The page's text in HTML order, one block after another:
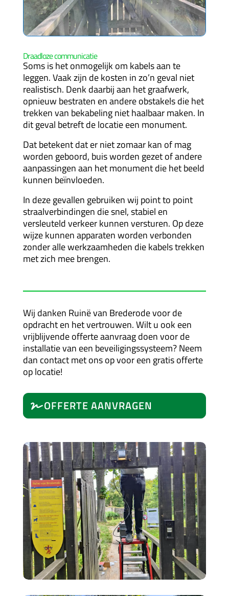
Draadloze communicatie
Soms is het onmogelijk om kabels aan te
leggen. Vaak zijn de kosten in zo’n geval niet
realistisch. Denk daarbij aan het graafwerk,
opnieuw bestraten en andere obstakels die het
trekken van bekabeling niet haalbaar maken. In
dit geval betreft de locatie een monument.
Dat betekent dat er niet zomaar kan of mag
worden geboord, buis worden gezet of andere
aanpassingen aan het monument die het beeld
kunnen beïnvloeden.
In deze gevallen gebruiken wij point to point
straalverbindingen die snel, stabiel en
versleuteld verkeer kunnen versturen. Op deze
wijze kunnen apparaten worden verbonden
zonder alle werkzaamheden die kabels trekken
met zich mee brengen.
Wij danken Ruinë van Brederode voor de
opdracht en het vertrouwen. Wilt u ook een
vrijblijvende offerte aanvraag doen voor de
installatie van een beveiligingssysteem? Neem
dan contact met ons op voor een gratis offerte
op locatie!
OFFERTE AANVRAGEN